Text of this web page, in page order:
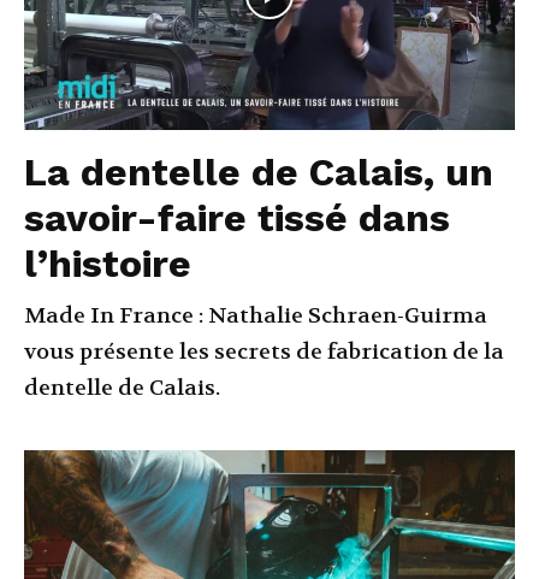
La dentelle de Calais, un
savoir-faire tissé dans
l’histoire
Made In France : Nathalie Schraen-Guirma
vous présente les secrets de fabrication de la
dentelle de Calais.